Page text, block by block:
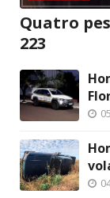
Quatro
223